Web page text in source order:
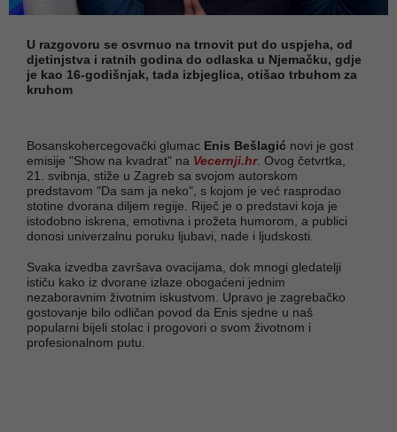
U razgovoru se osvrnuo na trnovit put do uspjeha, od
djetinjstva i ratnih godina do odlaska u Njemačku, gdje
je kao 16-godišnjak, tada izbjeglica, otišao trbuhom za
kruhom
Bosanskohercegovački glumac Enis Bešlagić novi je gost
emisije "Show na kvadrat" na Vecernji.hr. Ovog četvrtka,
21. svibnja, stiže u Zagreb sa svojom autorskom
predstavom "Da sam ja neko", s kojom je već rasprodao
stotine dvorana diljem regije. Riječ je o predstavi koja je
istodobno iskrena, emotivna i prožeta humorom, a publici
donosi univerzalnu poruku ljubavi, nade i ljudskosti.
Svaka izvedba završava ovacijama, dok mnogi gledatelji
ističu kako iz dvorane izlaze obogaćeni jednim
nezaboravnim životnim iskustvom. Upravo je zagrebačko
gostovanje bilo odličan povod da Enis sjedne u naš
popularni bijeli stolac i progovori o svom životnom i
profesionalnom putu.